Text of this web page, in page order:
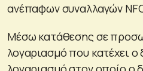
ανέπαφων συναλλαγών
Μέσω κατάθεσης σε
λογαριασμό που κατέχει ο